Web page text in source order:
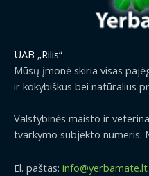
UAB „Rilis“
Mūsų įmonė skiria visas
ir kokybiškus bei natūralius
Valstybinės maisto ir
tvarkymo subjekto numeris:
El. paštas: info@yerbamate.lt